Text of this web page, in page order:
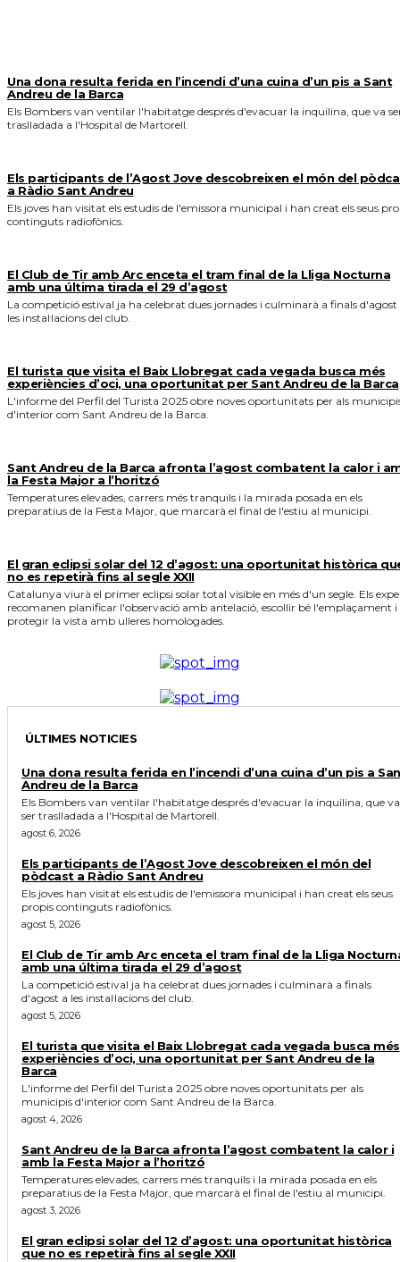
Una dona resulta ferida en l’incendi d’una cuina d’un pis a Sant
Andreu de la Barca
Els Bombers van ventilar l'habitatge després d'evacuar la inquilina, que va
traslladada a l'Hospital de Martorell.
Els participants de l’Agost Jove descobreixen el món del
a Ràdio Sant Andreu
Els joves han visitat els estudis de l'emissora municipal i han creat els seus
continguts radiofònics.
El Club de Tir amb Arc enceta el tram final de la Lliga Nocturna
amb una última tirada el 29 d’agost
La competició estival ja ha celebrat dues jornades i culminarà a finals d'agost
les instal·lacions del club.
El turista que visita el Baix Llobregat cada vegada busca més
experiències d’oci, una oportunitat per Sant Andreu de la Barca
L'informe del Perfil del Turista 2025 obre noves oportunitats per als
d'interior com Sant Andreu de la Barca.
Sant Andreu de la Barca afronta l’agost combatent la calor i
la Festa Major a l’horitzó
Temperatures elevades, carrers més tranquils i la mirada posada en els
preparatius de la Festa Major, que marcarà el final de l'estiu al municipi.
El gran eclipsi solar del 12 d’agost: una oportunitat històrica
no es repetirà fins al segle XXII
Catalunya viurà el primer eclipsi solar total visible en més d'un segle. Els
recomanen planificar l'observació amb antelació, escollir bé l'emplaçament i
protegir la vista amb ulleres homologades.
ÚLTIMES NOTICIES
Una dona resulta ferida en l’incendi d’una cuina d’un pis a
Andreu de la Barca
Els Bombers van ventilar l'habitatge després d'evacuar la inquilina, que va
ser traslladada a l'Hospital de Martorell.
agost 6, 2026
Els participants de l’Agost Jove descobreixen el món del
pòdcast a Ràdio Sant Andreu
Els joves han visitat els estudis de l'emissora municipal i han creat els seus
propis continguts radiofònics.
agost 5, 2026
El Club de Tir amb Arc enceta el tram final de la Lliga
amb una última tirada el 29 d’agost
La competició estival ja ha celebrat dues jornades i culminarà a finals
d'agost a les instal·lacions del club.
agost 5, 2026
El turista que visita el Baix Llobregat cada vegada busca més
experiències d’oci, una oportunitat per Sant Andreu de la
Barca
L'informe del Perfil del Turista 2025 obre noves oportunitats per als
municipis d'interior com Sant Andreu de la Barca.
agost 4, 2026
Sant Andreu de la Barca afronta l’agost combatent la calor i
amb la Festa Major a l’horitzó
Temperatures elevades, carrers més tranquils i la mirada posada en els
preparatius de la Festa Major, que marcarà el final de l'estiu al municipi.
agost 3, 2026
El gran eclipsi solar del 12 d’agost: una oportunitat històrica
que no es repetirà fins al segle XXII